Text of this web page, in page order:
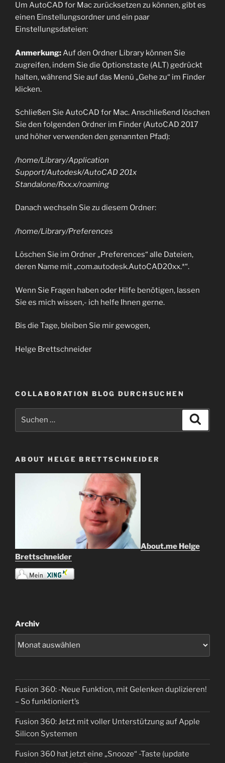
Um AutoCAD for Mac zurücksetzen zu können, gibt es
einen Einstellungsordner und ein paar
Einstellungsdateien:
Anmerkung:Auf den Ordner Library können Sie
zugreifen, indem Sie die Optionstaste (ALT) gedrückt
halten, während Sie auf das Menü „Gehe zu“ im Finder
klicken.
Schließen Sie AutoCAD for Mac. Anschließend löschen
Sie den folgenden Ordner im Finder (AutoCAD 2017
und höher verwenden den genannten Pfad):
/home/Library/Application
Support/Autodesk/AutoCAD 201x
Standalone/Rxx.x/roaming
Danach wechseln Sie zu diesem Ordner:
/home/Library/Preferences
Löschen Sie im Ordner „Preferences“ alle Dateien,
deren Name mit „com.autodesk.AutoCAD20xx.*“.
Wenn Sie Fragen haben oder Hilfe benötigen, lassen
Sie es mich wissen,- ich helfe Ihnen gerne.
Bis die Tage, bleiben Sie mir gewogen,
Helge Brettschneider
COLLABORATION BLOG DURCHSUCHEN
ABOUT HELGE BRETTSCHNEIDER
About.me Helge
Brettschneider
Archiv
Fusion 360: -Neue Funktion, mit Gelenken duplizieren!
– So funktioniert’s
Fusion 360: Jetzt mit voller Unterstützung auf Apple
Silicon Systemen
Fusion 360 hat jetzt eine „Snooze“ -Taste (update